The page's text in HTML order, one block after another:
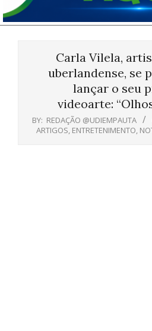
Carla Vilela,
uberlandense, se
lançar o seu
videoarte:
BY: REDAÇÃO @UDIEMPAUTA
ARTIGOS, ENTRETENIMENTO,